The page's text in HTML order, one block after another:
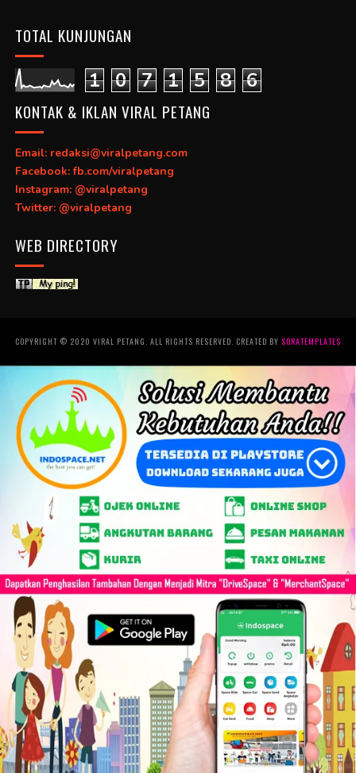
TOTAL KUNJUNGAN
1 0 7 1 5 8 6
KONTAK & IKLAN VIRAL PETANG
Email: redaksi@viralpetang.com
Facebook: fb.com/viralpetang
Instagram: @viralpetang
Twitter: @viralpetang
WEB DIRECTORY
COPYRIGHT © 2020 VIRAL PETANG. ALL RIGHTS RESERVED. CREATED BY SORATEMPLATES